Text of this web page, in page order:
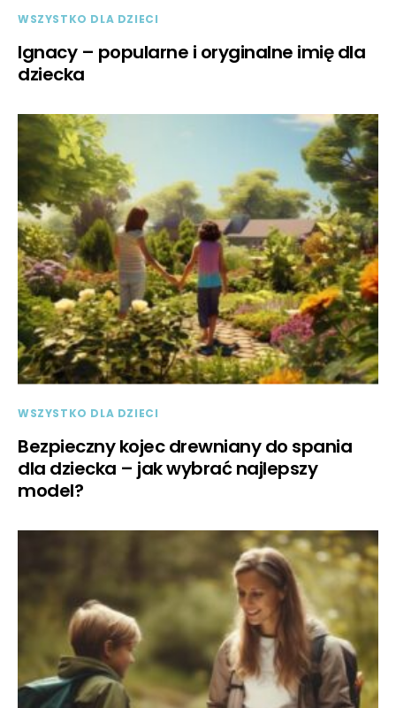
WSZYSTKO DLA DZIECI
Ignacy – popularne i oryginalne imię dla
dziecka
WSZYSTKO DLA DZIECI
Bezpieczny kojec drewniany do spania
dla dziecka – jak wybrać najlepszy
model?